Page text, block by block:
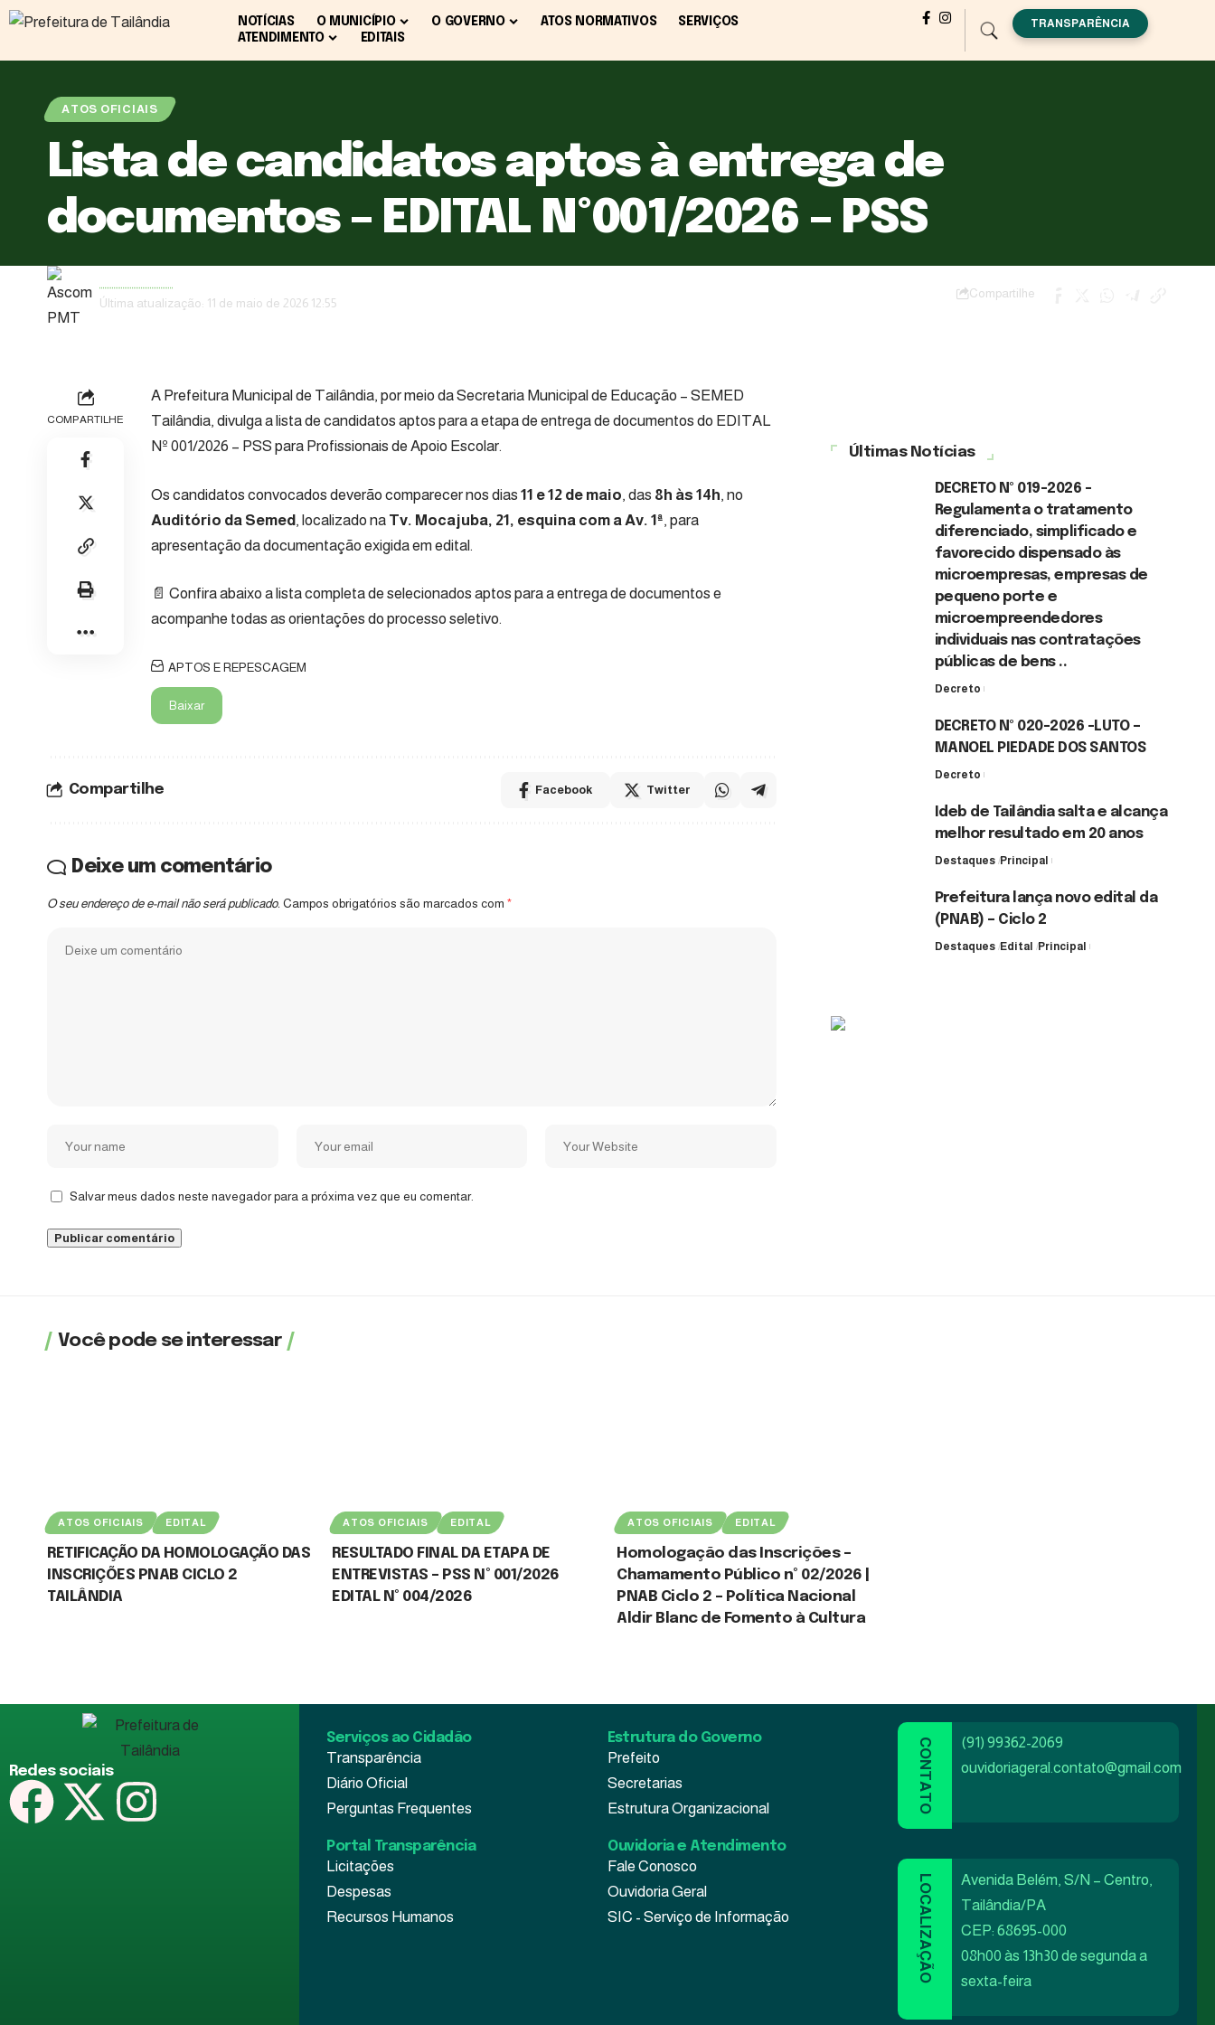
NOTÍCIAS O MUNICÍPIO O GOVERNO ATOS NORMATIVOS
SERVIÇOS
ATENDIMENTO
EDITAIS
TRANSPARÊNCIA
ATOS OFICIAIS
Lista de candidatos aptos à entrega de
documentos – EDITAL Nº001/2026 – PSS
Última atualização: 11 de maio de 2026 12:55
Compartilhe
COMPARTILHE
A Prefeitura Municipal de Tailândia, por meio da Secretaria Municipal de Educação – SEMED
Tailândia, divulga a lista de candidatos aptos para a etapa de entrega de documentos do EDITAL
Nº 001/2026 – PSS para Profissionais de Apoio Escolar.
Os candidatos convocados deverão comparecer nos dias 11 e 12 de maio, das 8h às 14h, no
Auditório da Semed, localizado na Tv. Mocajuba, 21, esquina com a Av. 1ª, para
apresentação da documentação exigida em edital.
📄 Confira abaixo a lista completa de selecionados aptos para a entrega de documentos e
acompanhe todas as orientações do processo seletivo.
APTOS E REPESCAGEM
Baixar
Compartilhe Facebook Twitter
Deixe um comentário
O seu endereço de e-mail não será publicado. Campos obrigatórios são marcados com *
Salvar meus dados neste navegador para a próxima vez que eu comentar.
Últimas Notícias
DECRETO Nº 019-2026 -
Regulamenta o tratamento
diferenciado, simplificado e
favorecido dispensado às
microempresas, empresas de
pequeno porte e
microempreendedores
individuais nas contratações
públicas de bens ..
Decreto
DECRETO Nº 020-2026 -LUTO –
MANOEL PIEDADE DOS SANTOS
Decreto
Ideb de Tailândia salta e alcança
melhor resultado em 20 anos
Destaques Principal
Prefeitura lança novo edital da
(PNAB) – Ciclo 2
Destaques Edital
Principal
Você pode se interessar
ATOS OFICIAIS EDITAL
RETIFICAÇÃO DA HOMOLOGAÇÃO DAS
INSCRIÇÕES PNAB CICLO 2
TAILÂNDIA
ATOS OFICIAIS EDITAL
RESULTADO FINAL DA ETAPA DE
ENTREVISTAS – PSS Nº 001/2026
EDITAL Nº 004/2026
ATOS OFICIAIS EDITAL
Homologação das Inscrições –
Chamamento Público nº 02/2026 |
PNAB Ciclo 2 – Política Nacional
Aldir Blanc de Fomento à Cultura
Redes sociais
Serviços ao Cidadão
Transparência
Diário Oficial
Perguntas Frequentes
Estrutura do Governo
Prefeito
Secretarias
Estrutura Organizacional
Portal Transparência
Licitações
Despesas
Recursos Humanos
Ouvidoria e Atendimento
Fale Conosco
Ouvidoria Geral
SIC - Serviço de Informação
(91) 99362-2069
ouvidoriageral.contato@gmail.com
Avenida Belém, S/N – Centro,
Tailândia/PA
CEP: 68695-000
08h00 às 13h30 de segunda a
sexta-feira